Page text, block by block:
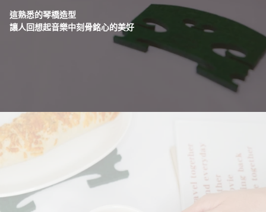
這熟悉的琴橋造型
讓人回想起音樂中刻骨銘心的美好